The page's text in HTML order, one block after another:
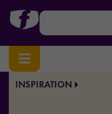
INSPIRATION
Hem/Väskor & Researtiklar